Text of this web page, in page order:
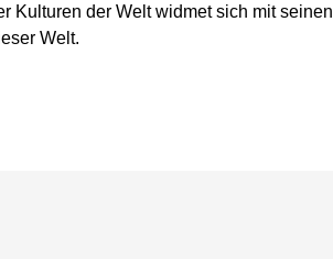
Kulturen der Welt widmet sich mit seinen
Welt.